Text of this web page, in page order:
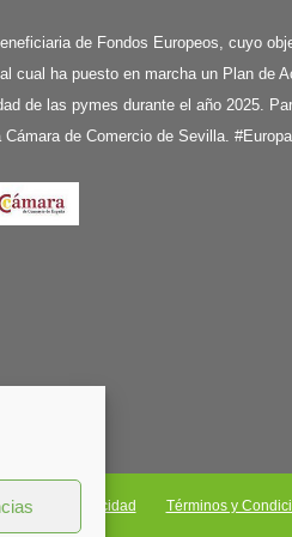
de Fondos Europeos, cuyo
cual ha puesto en marcha un Plan de
de las pymes durante el año 2025.
de Comercio de Sevilla.
de privacidad Términos y